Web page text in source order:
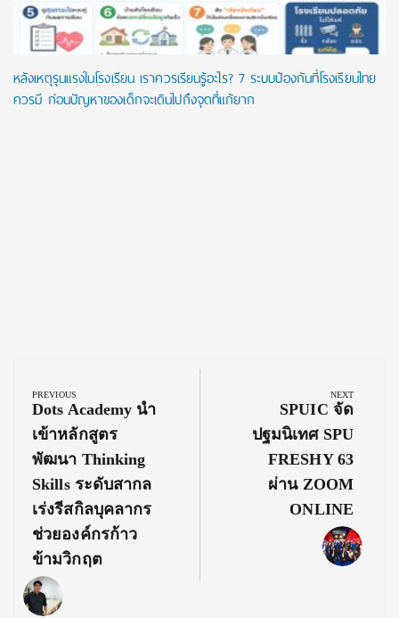
หลังเหตุรุนแรงในโรงเรียน เราควรเรียนรู้อะไร? 7 ระบบป้องกันที่โรงเรียนไทย
ควรมี ก่อนปัญหาของเด็กจะเดินไปถึงจุดที่แก้ยาก
navigation
PREVIOUS
Previous
Post:
Dots Academy นำ
เข้าหลักสูตร
พัฒนา Thinking
Skills ระดับสากล
เร่งรีสกิลบุคลากร
ช่วยองค์กรก้าว
ข้ามวิกฤต
NEXT
Next
Post:
SPUIC จัด
ปฐมนิเทศ SPU
FRESHY 63
ผ่าน ZOOM
ONLINE